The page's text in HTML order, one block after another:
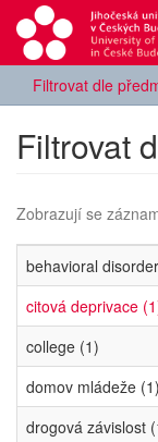
Filtrovat dle
Filtrovat
Zobrazují se
behavioral
citová deprivace
college (1)
domov mládeže (1)
drogová závislost